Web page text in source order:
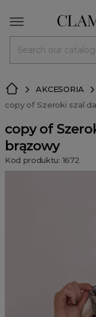
AKCESORIA
copy of Szeroki szal
copy of
brązowy
Kod produktu: 1672